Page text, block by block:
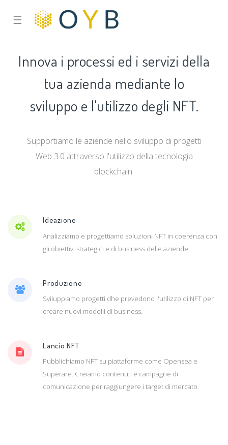
☰
Innova i processi ed i servizi della
tua azienda mediante lo
sviluppo e l'utilizzo degli NFT.
Supportiamo le aziende nello sviluppo di progetti
Web 3.0 attraverso l'utilizzo della tecnologia
blockchain.
Ideazione
Analizziamo e progettiamo soluzioni NFT in coerenza con
gli obiettivi strategici e di business delle aziende.
Produzione
Sviluppiamo progetti dhe prevedono l'utilizzo di NFT per
creare nuovi modelli di business.
Lancio NFT
Pubblichiamo NFT su piattaforme come Opensea e
Superare. Creiamo contenuti e campagne di
comunicazione per raggiungere i target di mercato.